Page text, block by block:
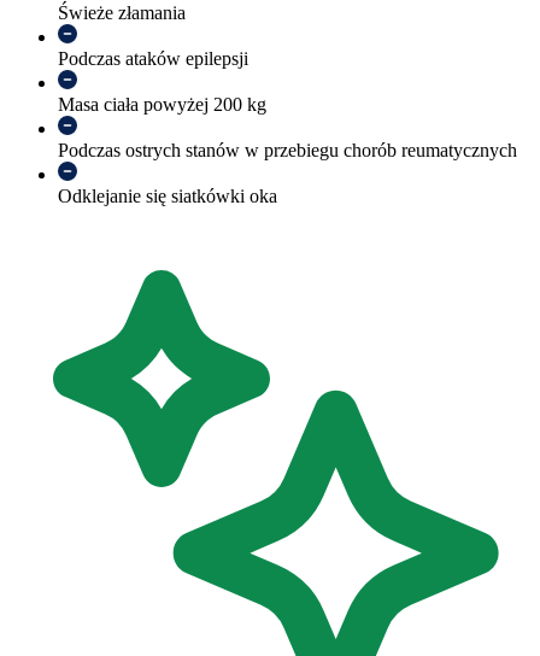
Świeże złamania
Podczas ataków epilepsji
Masa ciała powyżej 200 kg
Podczas ostrych stanów w przebiegu chorób reumatycznych
Odklejanie się siatkówki oka